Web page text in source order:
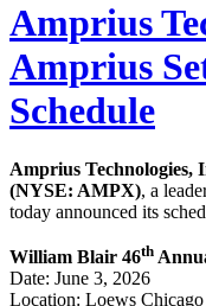
Amprius
Amprius
Schedule
Amprius Technologies,
(NYSE: AMPX), a
today announced its
William Blair 46th
Date: June 3, 2026
Location: Loews